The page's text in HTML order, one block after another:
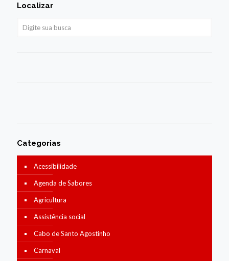
Localizar
Categorias
Acessibilidade
Agenda de Sabores
Agricultura
Assistência social
Cabo de Santo Agostinho
Carnaval